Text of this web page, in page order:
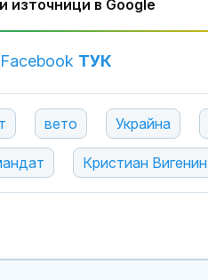
източници в Google
ТУК
вето Украйна
Кристиан Вигенин